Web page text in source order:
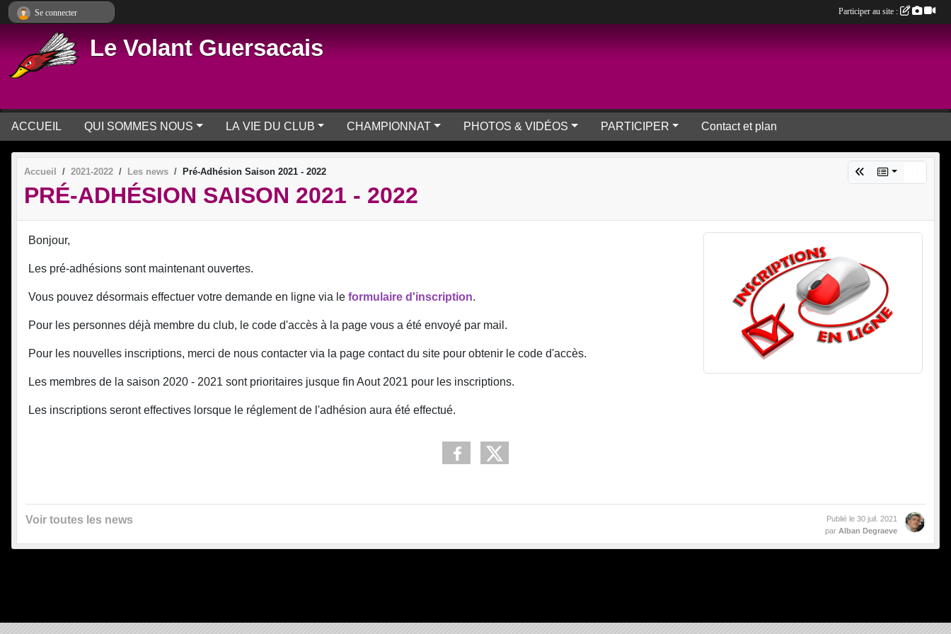
Le Volant Guersacais
ACCUEIL QUI SOMMES NOUS LA VIE DU CLUB CHAMPIONNAT PHOTOS & VIDÉOS PARTICIPER Contact et plan
Accueil 2021-2022 Les news Pré-Adhésion Saison 2021 - 2022
PRÉ-ADHÉSION SAISON 2021 - 2022
Bonjour,
Les pré-adhésions sont maintenant ouvertes.
Vous pouvez désormais effectuer votre demande en ligne via le formulaire d'inscription.
Pour les personnes déjà membre du club, le code d'accès à la page vous a été envoyé par mail.
Pour les nouvelles inscriptions, merci de nous contacter via la page contact du site pour obtenir le code d'accès.
Les membres de la saison 2020 - 2021 sont prioritaires jusque fin Aout 2021 pour les inscriptions.
Les inscriptions seront effectives lorsque le réglement de l'adhésion aura été effectué.
Voir toutes les news Publié le 30 juil. 2021
par Alban Degraeve
Se connecter Participer au site :
Panneau de gestion des cookies